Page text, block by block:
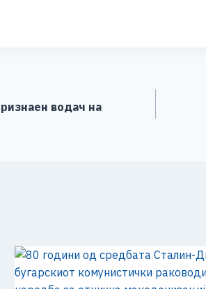
водач на